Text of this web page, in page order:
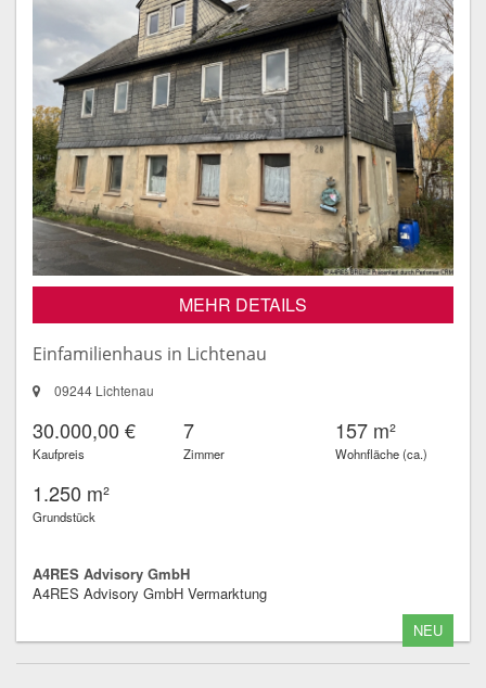
MEHR DETAILS
Einfamilienhaus in Lichtenau
09244 Lichtenau
30.000,00 €
Kaufpreis
7
Zimmer
157 m²
Wohnfläche (ca.)
1.250 m²
Grundstück
A4RES Advisory GmbH
A4RES Advisory GmbH Vermarktung
NEU